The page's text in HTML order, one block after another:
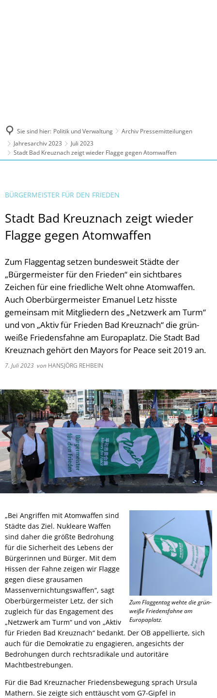
Sie sind hier: Politik und Verwaltung
Archiv Pressemitteilungen
Jahresarchiv 2023
Juli 2023
Stadt Bad Kreuznach zeigt wieder Flagge gegen Atomwaffen
BÜRGERMEISTER FÜR DEN FRIEDEN
Stadt Bad Kreuznach zeigt wieder
Flagge gegen Atomwaffen
Zum Flaggentag setzen bundesweit Städte der
„Bürgermeister für den Frieden“ ein sichtbares
Zeichen für eine friedliche Welt ohne Atomwaffen.
Auch Oberbürgermeister Emanuel Letz hisste
gemeinsam mit Mitgliedern des „Netzwerk am Turm“
und von „Aktiv für Frieden Bad Kreuznach“ die grün-
weiße Friedensfahne am Europaplatz. Die Stadt Bad
Kreuznach gehört den Mayors for Peace seit 2019 an.
7. Juli 2023 von HANSJÖRG REHBEIN
Zum Flaggentag wehte die grün-
weiße Friedensfahne am
Europaplatz.
„Bei Angriffen mit Atomwaffen sind
Städte das Ziel. Nukleare Waffen
sind daher die größte Bedrohung
für die Sicherheit des Lebens der
Bürgerinnen und Bürger. Mit dem
Hissen der Fahne zeigen wir Flagge
gegen diese grausamen
Massenvernichtungswaffen“, sagt
Oberbürgermeister Letz, der sich
zugleich für das Engagement des
„Netzwerk am Turm“ und von „Aktiv
für Frieden Bad Kreuznach“ bedankt. Der OB appellierte, sich
auch für die Demokratie zu engagieren, angesichts der
Bedrohungen durch rechtsradikale und autoritäre
Machtbestrebungen.
Für die Bad Kreuznacher Friedensbewegung sprach Ursula
Mathern. Sie zeigte sich enttäuscht vom G7-Gipfel in